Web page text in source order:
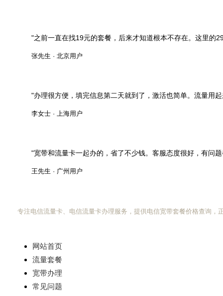
"之前一直在找19元的套餐，后来才知道根本不存在。这里的
张先生 · 北京用户
"办理很方便，填完信息第二天就到了，激活也简单。流量用
李女士 · 上海用户
"宽带和流量卡一起办的，省了不少钱。客服态度很好，有问
王先生 · 广州用户
专注电信流量卡、电信流量卡办理服务，提供电信宽带套餐价格查询，
网站首页
流量套餐
宽带办理
常见问题